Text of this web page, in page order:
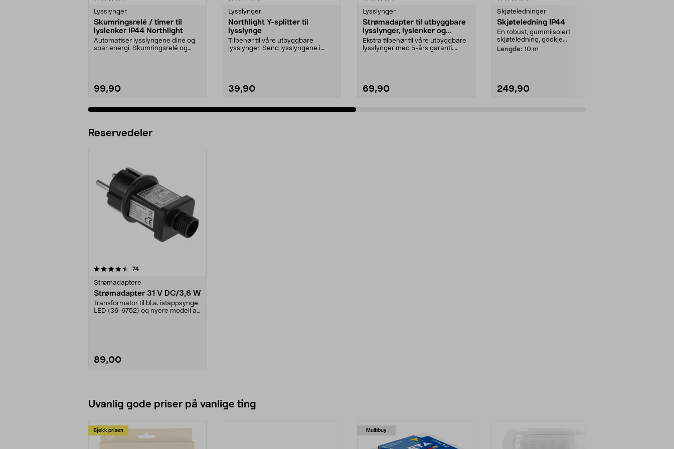
Lysslynger
Skumringsrelé / timer til
lyslenker IP44 Northlight
Automatiser lysslyngene dine og
spar energi. Skumringsrelé og
99,90
Lysslynger
Northlight Y-splitter til
lysslynge
Tilbehør til våre utbyggbare
lysslynger. Send lysslyngene i
39,90
Lysslynger
Strømadapter til utbyggbare
lysslynger, lyslenker og
lysnett, 5-års garanti,
Northlight
Ekstra tilbehør til våre utbyggbare
lysslynger med 5-års garanti.
69,90
Skjøteledninger
Skjøteledning IP44
En robust, gummiisolert
skjøteledning, godkje...
Lengde: 10 m
249,90
Reservedeler
74anmeldelser
Strømadaptere
Strømadapter 31 V DC/3,6 W
Transformator til bl.a. istappsynge
LED (36-6752) og nyere modell av
89,00
Uvanlig gode priser på vanlige ting
Sjekk prisen Multibuy